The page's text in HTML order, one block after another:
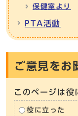
保健室より
PTA活動
ご意見をお
このページは役
役に立った